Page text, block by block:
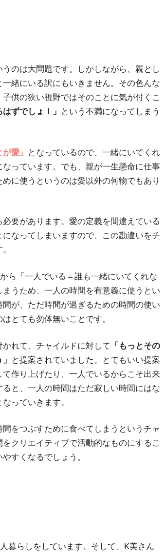
のは大問題です。しかしながら、親とし
緒にいる訳にもいきません。その色んな
供の狭い視野ではそのことに気が付くこ
ずでしょ！」
という不満になってしまう
愛」
となっているので、一緒にいてくれ
っています。でも、親が一生懸命に仕事
に使うというのは愛以外の何物でもあり
必要があります。愛の定義を間違えている
なってしまいますので、この勘違いをチ
ら「一人でいる＝誰も一緒にいてくれな
うため、一人の時間を有意義に使うとい
が、ただ時間が過ぎるための時間の使い
とても勿体無いことです。
れて、チャイルドに対して
「もっとその
と提案されていました。とてもいい提案
作り上げたり、一人でいるからこそ出来
と、一人の時間はただ寂しい時間にはな
っていきます。
をつぶすために食べてしまうというチャ
クリエイティブで活動的なものにするこ
すくなるでしょう。
暮らしをしています。そして、K美さん